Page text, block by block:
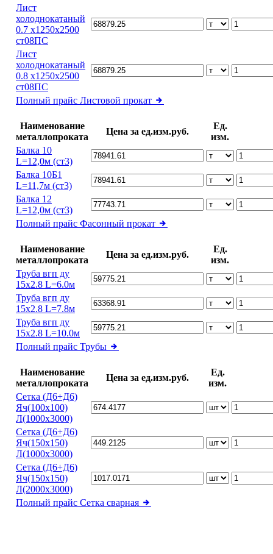
Лист
холоднокатаный
0.7 х1250х2500
ст08ПС
Лист
холоднокатаный
0.8 х1250х2500
ст08ПС
Полный прайс Листовой прокат
Наименование
металлопроката
Цена за ед.изм.руб.
Ед.
изм.
Балка 10
L=12,0м (ст3)
Балка 10Б1
L=11,7м (ст3)
Балка 12
L=12,0м (ст3)
Полный прайс Фасонный прокат
Наименование
металлопроката
Цена за ед.изм.руб.
Ед.
изм.
Труба вгп ду
15х2.8 L=6.0м
Труба вгп ду
15х2.8 L=7.8м
Труба вгп ду
15х2.8 L=10.0м
Полный прайс Трубы
Наименование
металлопроката
Цена за ед.изм.руб.
Ед.
изм.
Сетка (Д6+Д6)
Яч(100х100)
Л(1000х3000)
Сетка (Д6+Д6)
Яч(150х150)
Л(1000х3000)
Сетка (Д6+Д6)
Яч(150х150)
Л(2000х3000)
Полный прайс Сетка сварная